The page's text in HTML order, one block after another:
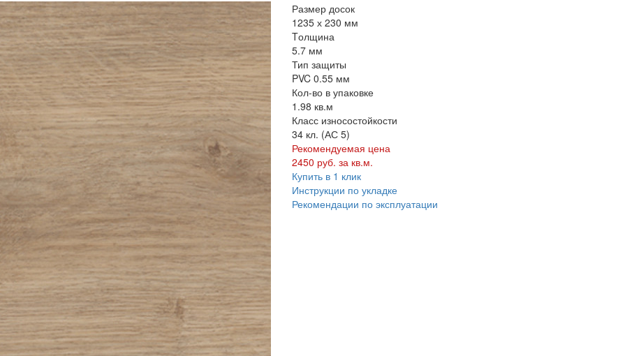
Размер досок
1235 х 230 мм
Tолщина
5.7 мм
Тип защиты
PVC 0.55 мм
Кол-во в упаковке
1.98 кв.м
Класс износостойкости
34 кл. (АС 5)
Рекомендуемая цена
2450 руб. за кв.м.
Купить в 1 клик
Инструкции по укладке
Рекомендации по эксплуатации